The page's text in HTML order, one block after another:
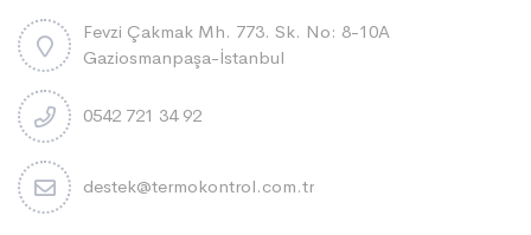
Fevzi Çakmak Mh. 773. Sk. No: 8-10A
Gaziosmanpaşa-İstanbul
0542 721 34 92
destek@termokontrol.com.tr